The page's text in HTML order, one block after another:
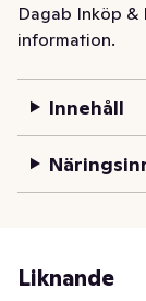
Dagab Inköp
information.
Innehåll
Liknande